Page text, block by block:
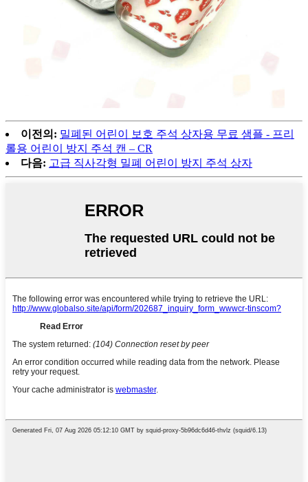
이전의: 밀폐된 어린이 보호 주석 상자용 무료 샘플 - 프리
롤용 어린이 방지 주석 캔 – CR
다음: 고급 직사각형 밀폐 어린이 방지 주석 상자